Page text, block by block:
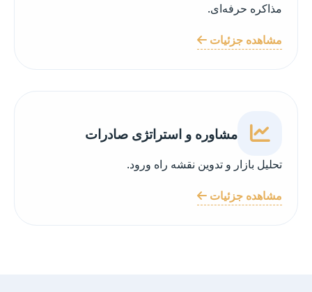
مذاکره حرفه‌ای.
مشاهده جزئیات
مشاوره و استراتژی صادرات
تحلیل بازار و تدوین نقشه راه ورود.
مشاهده جزئیات